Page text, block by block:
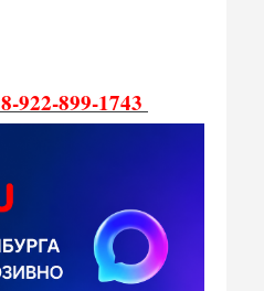
8-922-899-1743